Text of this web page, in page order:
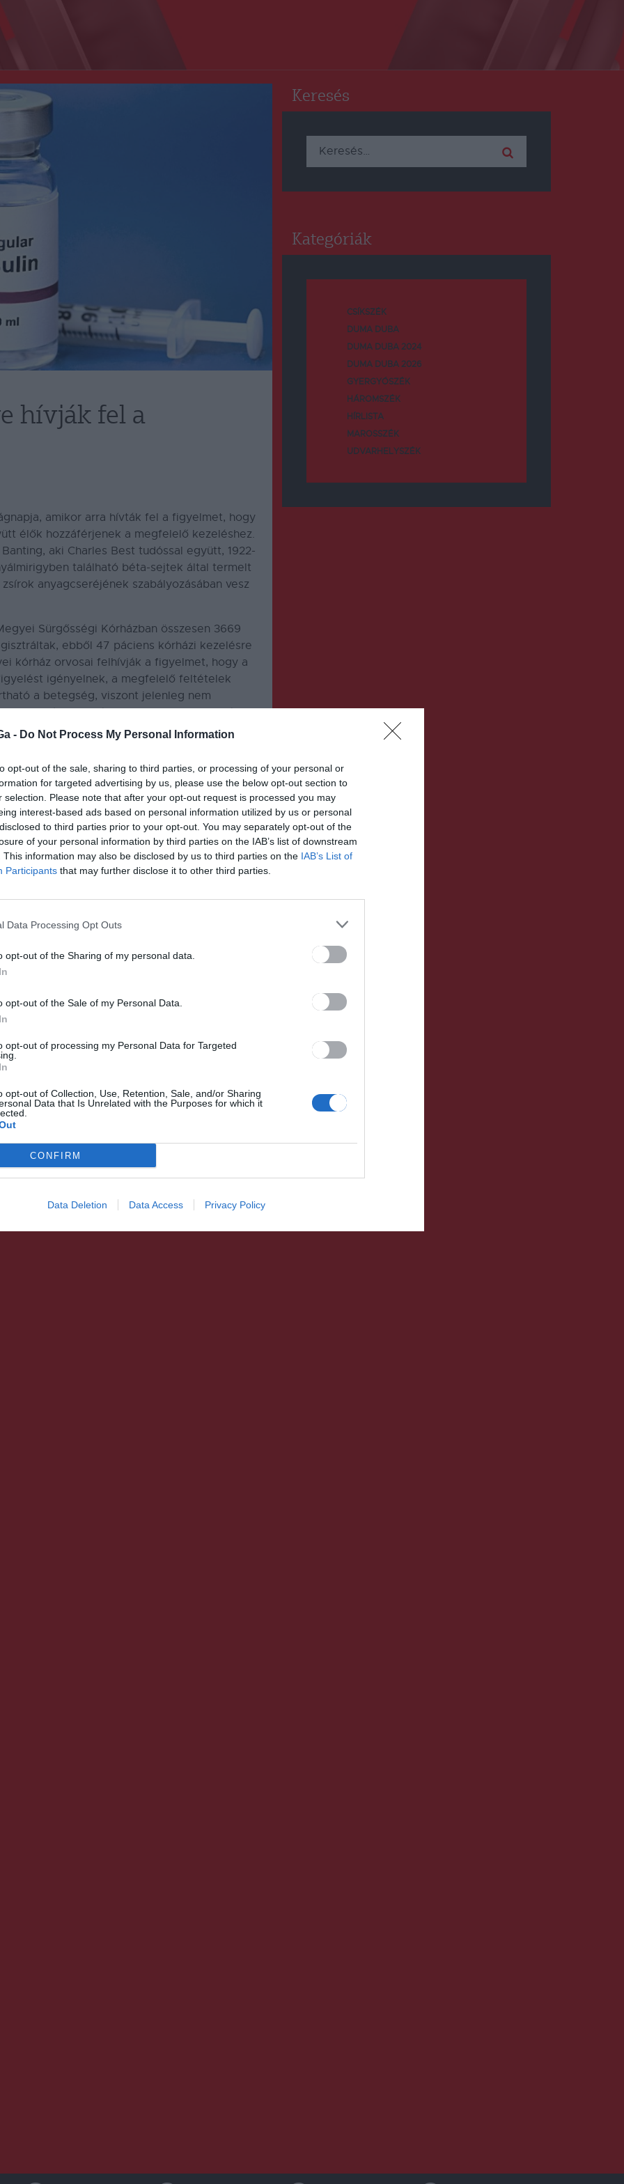
- Do Not Process My Personal Information
opt-out of the sale, sharing to third parties, or processing of your personal or
for targeted advertising by us, please use the below opt-out section to
selection. Please note that after your opt-out request is processed you may
interest-based ads based on personal information utilized by us or personal
to third parties prior to your opt-out. You may separately opt-out of the
of your personal information by third parties on the IAB’s list of downstream
This information may also be disclosed by us to third parties on the IAB’s List of
Participants that may further disclose it to other third parties.
Data Processing Opt Outs
opt-out of the Sharing of my personal data.
opt-out of the Sale of my Personal Data.
opt-out of processing my Personal Data for Targeted
opt-out of Collection, Use, Retention, Sale, and/or Sharing
Data that Is Unrelated with the Purposes for which it
CONFIRM
Data Deletion Data Access Privacy Policy
hívják fel a
amikor arra hívták fel a figyelmet, hogy
élők hozzáférjenek a megfelelő kezeléshez.
aki Charles Best tudóssal együtt, 1922-
található béta-sejtek által termelt
anyagcseréjének szabályozásában vesz
Sürgősségi Kórházban összesen 3669
ebből 47 páciens kórházi kezelésre
kórház orvosai felhívják a figyelmet, hogy a
igényelnek, a megfelelő feltételek
a betegség, viszont jelenleg nem
millió ember él együtt a cukorbetegség
étrend, gyakori testmozgás és a dohányzás
a 2-es típusú cukorbetegség
KÖVETKEZŐ BEJEGYZÉS
25 új eset a megyéből
Kiemelt nemzeti érték
Keresés
Keresés:
Kategóriák
CSÍKSZÉK
DUMA DUBA
DUMA DUBA 2024
DUMA DUBA 2026
GYERGYÓSZÉK
HÁROMSZÉK
HÍRLISTA
MAROSSZÉK
UDVARHELYSZÉK